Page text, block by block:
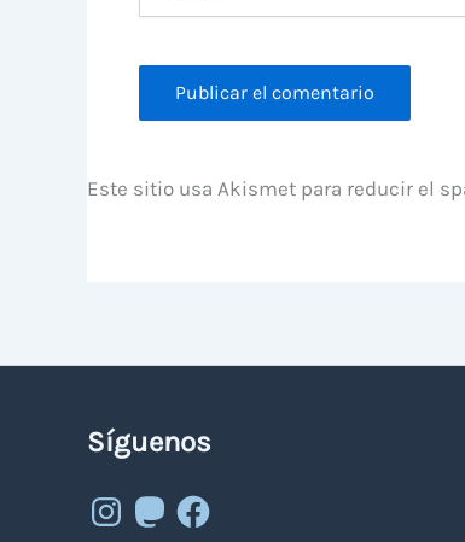
Este sitio usa Akismet para reducir el
Síguenos
Instagram
MastodonFacebook